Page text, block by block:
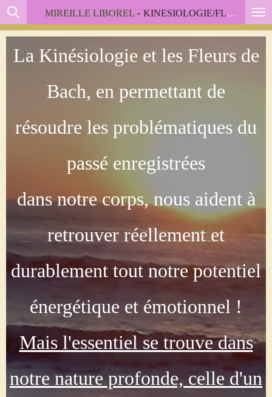
Passer
au
principal
MIREILLE LIBOREL - KINESIOLOGIE/FLEURS DE BACH
La Kinésiologie et les Fleurs de
Bach, en permettant de
résoudre les problématiques du
passé enregistrées
dans notre corps, nous aident à
retrouver réellement et
durablement tout notre potentiel
énergétique et émotionnel !
Mais l'essentiel se trouve dans
notre nature profonde, celle d'un